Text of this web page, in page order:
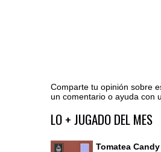
Comparte tu opinión sobre
un comentario o ayuda con
Ir al editor de comentarios
LO + JUGADO DEL MES
Tomatea